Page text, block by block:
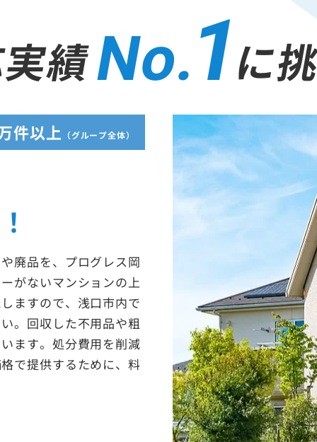
績No.1に
件以上 （グループ全体）
廃品を、プログレス岡
がないマンションの上
ますので、浅口市内で
。回収した不用品や粗
ます。処分費用を削減
で提供するために、料